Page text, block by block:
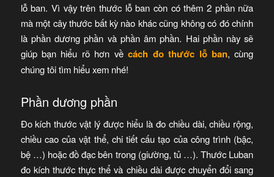
lỗ ban. Vì vậy trên thước lỗ ban còn có thêm 2 phần nữa
mà một cây thước bất kỳ nào khác cũng không có đó chính
là phần dương phần và phần âm phần. Hai phần này sẽ
giúp bạn hiểu rõ hơn vềcách đo thước lỗ ban, cùng
chúng tôi tìm hiểu xem nhé!
Phần dương phần
Đo kích thước vật lý được hiểu là đo chiều dài, chiều rộng,
chiều cao của vật thể, chi tiết cấu tạo của công trình (bậc,
bệ …) hoặc đồ đạc bên trong (giường, tủ …). Thước Luban
đo kích thước thực thể và chiều dài được chuyển đổi sang